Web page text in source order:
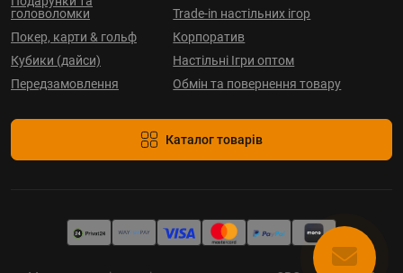
головоломки
Покер, карти & гольф
Кубики (дайси)
Передзамовлення
Trade-in настільних ігор
Корпоратив
Настільні Ігри оптом
Обмін та повернення товару
Каталог товарів